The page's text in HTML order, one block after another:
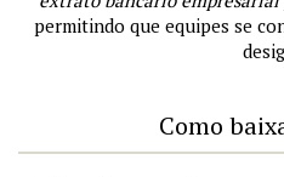
permitindo que equipes se
Como